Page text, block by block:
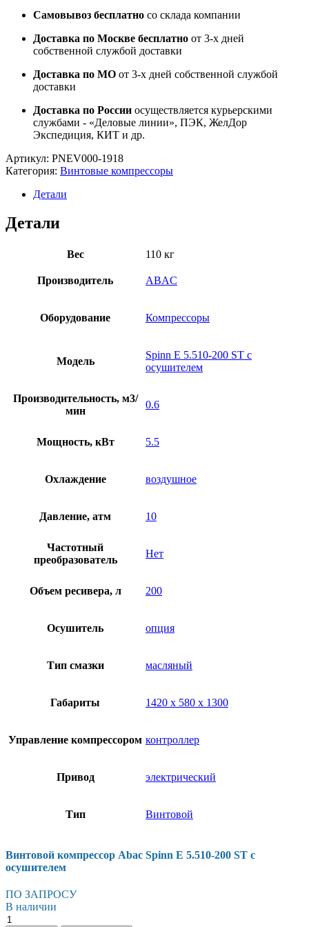
Самовывоз бесплатно со склада компании
Доставка по Москве бесплатно от 3-х дней
собственной службой доставки
Доставка по МО от 3-х дней собственной службой
доставки
Доставка по России осуществляется курьерскими
службами - «Деловые линии», ПЭК, ЖелДор
Экспедиция, КИТ и др.
Артикул: PNEV000-1918
Категория: Винтовые компрессоры
Детали
Детали
Вес 110 кг
Производитель ABAC
Оборудование Компрессоры
Модель
Spinn E 5.510-200 ST с
осушителем
Производительность, м3/
мин
0.6
Мощность, кВт 5.5
Охлаждение воздушное
Давление, атм 10
Частотный
преобразователь
Нет
Объем ресивера, л 200
Осушитель опция
Тип смазки масляный
Габариты 1420 х 580 х 1300
Управление компрессором контроллер
Привод электрический
Тип Винтовой
Винтовой компрессор Abac Spinn E 5.510-200 ST с
осушителем
ПО ЗАПРОСУ
В наличии
Винтовой